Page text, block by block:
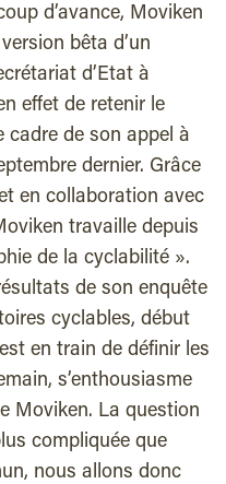
d’avance, Moviken
bêta d’un
d’Etat à
effet de retenir le
cadre de son appel à
dernier. Grâce
en collaboration avec
travaille depuis
de la cyclabilité ».
de son enquête
cyclables, début
en train de définir les
s’enthousiasme
Moviken. La question
compliquée que
nous allons donc